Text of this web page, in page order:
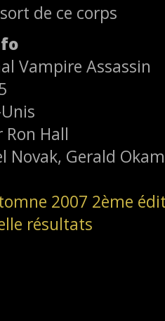
de ce corps
Vampire Assassin
Ron Hall
Novak, Gerald
2007 2ème
résultats